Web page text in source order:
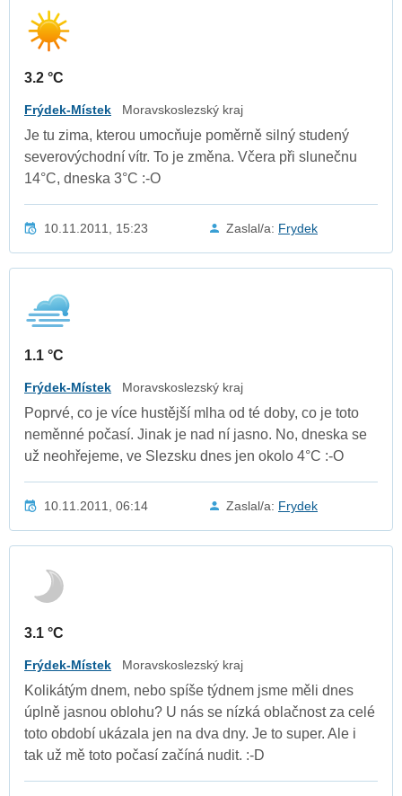
3.2 °C
Frýdek-Místek Moravskoslezský kraj
Je tu zima, kterou umocňuje poměrně silný studený
severovýchodní vítr. To je změna. Včera při slunečnu
14°C, dneska 3°C :-O
10.11.2011, 15:23 Zaslal/a: Frydek
1.1 °C
Frýdek-Místek Moravskoslezský kraj
Poprvé, co je více hustější mlha od té doby, co je toto
neměnné počasí. Jinak je nad ní jasno. No, dneska se
už neohřejeme, ve Slezsku dnes jen okolo 4°C :-O
10.11.2011, 06:14 Zaslal/a: Frydek
3.1 °C
Frýdek-Místek Moravskoslezský kraj
Kolikátým dnem, nebo spíše týdnem jsme měli dnes
úplně jasnou oblohu? U nás se nízká oblačnost za celé
toto období ukázala jen na dva dny. Je to super. Ale i
tak už mě toto počasí začíná nudit. :-D